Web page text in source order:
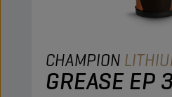
CHAMPION
GREASE EP